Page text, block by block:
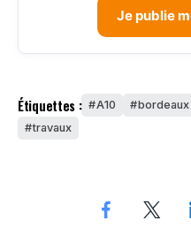
Je publie
Étiquettes : A10 bordeaux
travaux